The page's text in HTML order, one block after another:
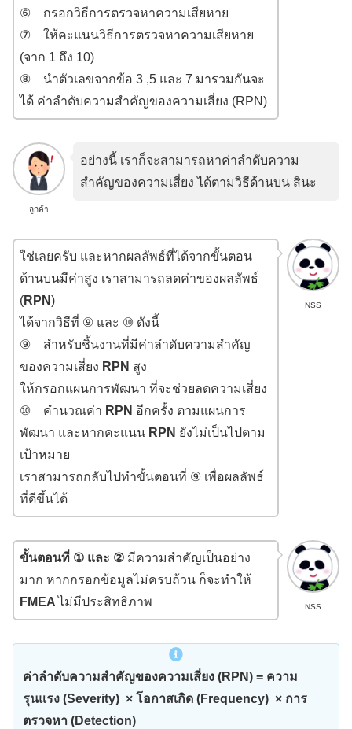
⑥ กรอกวิธีการตรวจหาความเสียหาย
⑦ ให้คะแนนวิธีการตรวจหาความเสียหาย
(จาก 1 ถึง 10)
⑧ นำตัวเลขจากข้อ 3 ,5 และ 7 มารวมกันจะ
ได้ ค่าลำดับความสำคัญของความเสี่ยง (RPN)
ลูกค้า
อย่างนี้ เราก็จะสามารถหาค่าลำดับความ
สำคัญของความเสี่ยง ได้ตามวิธีด้านบน สินะ
NSS
ใช่เลยครับ และหากผลลัพธ์ที่ได้จากขั้นตอน
ด้านบนมีค่าสูง เราสามารถลดค่าของผลลัพธ์
(RPN )
ได้จากวิธีที่ ⑨ และ ⑩ ดังนี้
⑨ สำหรับชิ้นงานที่มีค่าลำดับความสำคัญ
ของความเสี่ยง RPN สูง
ให้กรอกแผนการพัฒนา ที่จะช่วยลดความเสี่ยง
⑩ คำนวณค่า RPN อีกครั้ง ตามแผนการ
พัฒนา และหากคะแนน RPN ยังไม่เป็นไปตาม
เป้าหมาย
เราสามารถกลับไปทำขั้นตอนที่ ⑨ เพื่อผลลัพธ์
ที่ดีขึ้นได้
NSS
ขั้นตอนที่ ① และ ② มีความสำคัญเป็นอย่าง
มาก หากกรอกข้อมูลไม่ครบถ้วน ก็จะทำให้
FMEAไม่มีประสิทธิภาพ
ค่าลำดับความสำคัญของความเสี่ยง (RPN) = ความ
รุนแรง (Severity) × โอกาสเกิด (Frequency) × การ
ตรวจหา (Detection)